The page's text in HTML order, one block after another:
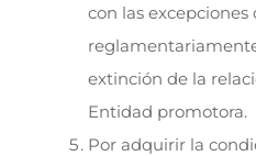
con las
extinción de la
Entidad promotora.
Por adquirir la